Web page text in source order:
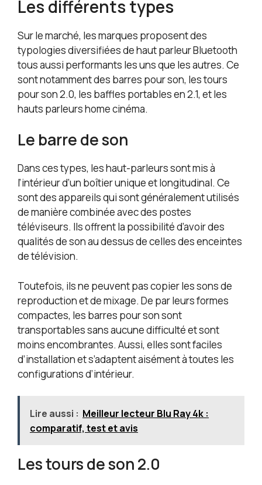
Les différents types
Sur le marché, les marques proposent des
typologies diversifiées de haut parleur Bluetooth
tous aussi performants les uns que les autres. Ce
sont notamment des barres pour son, les tours
pour son 2.0, les baffles portables en 2.1, et les
hauts parleurs home cinéma.
Le barre de son
Dans ces types, les haut-parleurs sont mis à
l’intérieur d’un boîtier unique et longitudinal. Ce
sont des appareils qui sont généralement utilisés
de manière combinée avec des postes
téléviseurs. Ils offrent la possibilité d’avoir des
qualités de son au dessus de celles des enceintes
de télévision.
Toutefois, ils ne peuvent pas copier les sons de
reproduction et de mixage. De par leurs formes
compactes, les barres pour son sont
transportables sans aucune difficulté et sont
moins encombrantes. Aussi, elles sont faciles
d’installation et s’adaptent aisément à toutes les
configurations d’intérieur.
Lire aussi : Meilleur lecteur Blu Ray 4k :
comparatif, test et avis
Les tours de son 2.0